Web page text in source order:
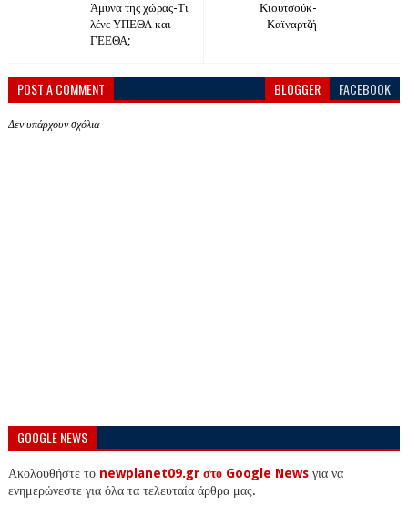
Κιουτσούκ-
Καϊναρτζή
Άμυνα της χώρας-Τι
λένε ΥΠΕΘΑ και
ΓΕΕΘΑ;
POST A COMMENT BLOGGER FACEBOOK
Δεν υπάρχουν σχόλια
GOOGLE NEWS
Ακολουθήστε το newplanet09.gr στο Google Newsγια να
ενημερώνεστε για όλα τα τελευταία άρθρα μας.